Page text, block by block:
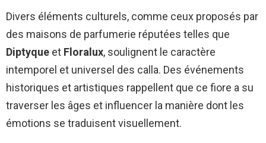
Divers éléments culturels, comme ceux proposés par
des maisons de parfumerie réputées telles que
Diptyque et Floralux, soulignent le caractère
intemporel et universel des calla. Des événements
historiques et artistiques rappellent que ce fiore a su
traverser les âges et influencer la manière dont les
émotions se traduisent visuellement.